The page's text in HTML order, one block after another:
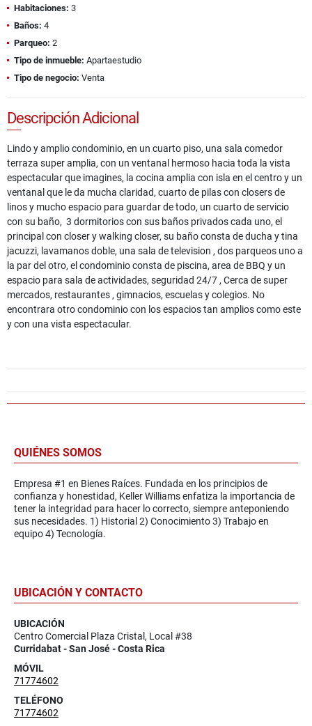
Habitaciones: 3
Baños: 4
Parqueo: 2
Tipo de inmueble: Apartaestudio
Tipo de negocio: Venta
Descripción Adicional
Lindo y amplio condominio, en un cuarto piso, una sala comedor
terraza super amplia, con un ventanal hermoso hacia toda la vista
espectacular que imagines, la cocina amplia con isla en el centro y un
ventanal que le da mucha claridad, cuarto de pilas con closers de
linos y mucho espacio para guardar de todo, un cuarto de servicio
con su baño, 3 dormitorios con sus baños privados cada uno, el
principal con closer y walking closer, su baño consta de ducha y tina
jacuzzi, lavamanos doble, una sala de television , dos parqueos uno a
la par del otro, el condominio consta de piscina, area de BBQ y un
espacio para sala de actividades, seguridad 24/7 , Cerca de super
mercados, restaurantes , gimnacios, escuelas y colegios. No
encontrara otro condominio con los espacios tan amplios como este
y con una vista espectacular.
QUIÉNES SOMOS
Empresa #1 en Bienes Raíces. Fundada en los principios de
confianza y honestidad, Keller Williams enfatiza la importancia de
tener la integridad para hacer lo correcto, siempre anteponiendo
sus necesidades. 1) Historial 2) Conocimiento 3) Trabajo en
equipo 4) Tecnología.
UBICACIÓN Y CONTACTO
UBICACIÓN
Centro Comercial Plaza Cristal, Local #38
Curridabat - San José - Costa Rica
MÓVIL
71774602
TELÉFONO
71774602